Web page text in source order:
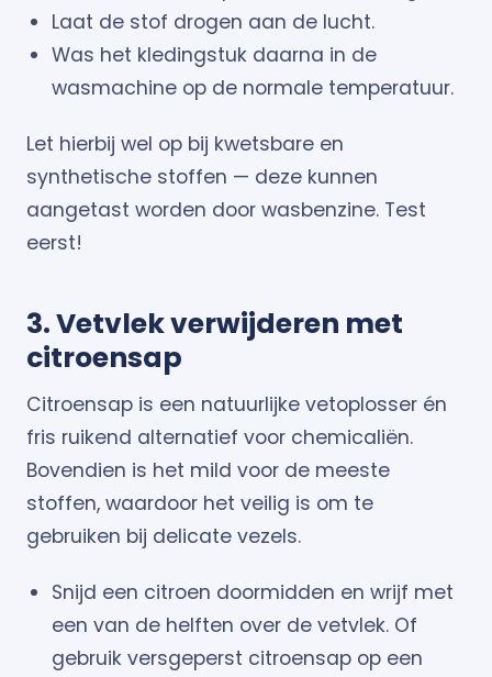
Laat de stof drogen aan de lucht.
Was het kledingstuk daarna in de
wasmachine op de normale temperatuur.
Let hierbij wel op bij kwetsbare en
synthetische stoffen — deze kunnen
aangetast worden door wasbenzine. Test
eerst!
3. Vetvlek verwijderen met
citroensap
Citroensap is een natuurlijke vetoplosser én
fris ruikend alternatief voor chemicaliën.
Bovendien is het mild voor de meeste
stoffen, waardoor het veilig is om te
gebruiken bij delicate vezels.
Snijd een citroen doormidden en wrijf met
een van de helften over de vetvlek. Of
gebruik versgeperst citroensap op een